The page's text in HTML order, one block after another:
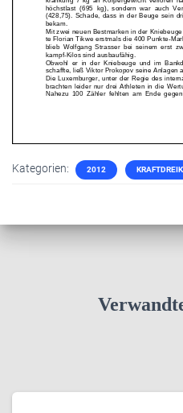
Kategorien: 2012